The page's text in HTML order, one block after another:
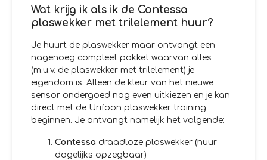
Wat krijg ik als ik de Contessa
plaswekker met trilelement huur?
Je huurt de plaswekker maar ontvangt een
nagenoeg compleet pakket waarvan alles
(m.u.v. de plaswekker met trilelement) je
eigendom is. Alleen de kleur van het nieuwe
sensor ondergoed nog even uitkiezen en je kan
direct met de Urifoon plaswekker training
beginnen. Je ontvangt namelijk het volgende:
Contessa draadloze plaswekker (huur
dagelijks opzegbaar)